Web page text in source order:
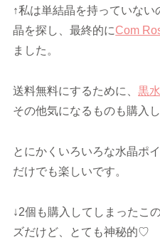
↑私は単結晶を持っていな
晶を探し、最終的にCom
ました。
送料無料にするために、黒
その他気になるものも購入し
とにかくいろいろな水晶ポ
だけでも楽しいです。
↓2個も購入してしまったこ
ズだけど、とても神秘的♡